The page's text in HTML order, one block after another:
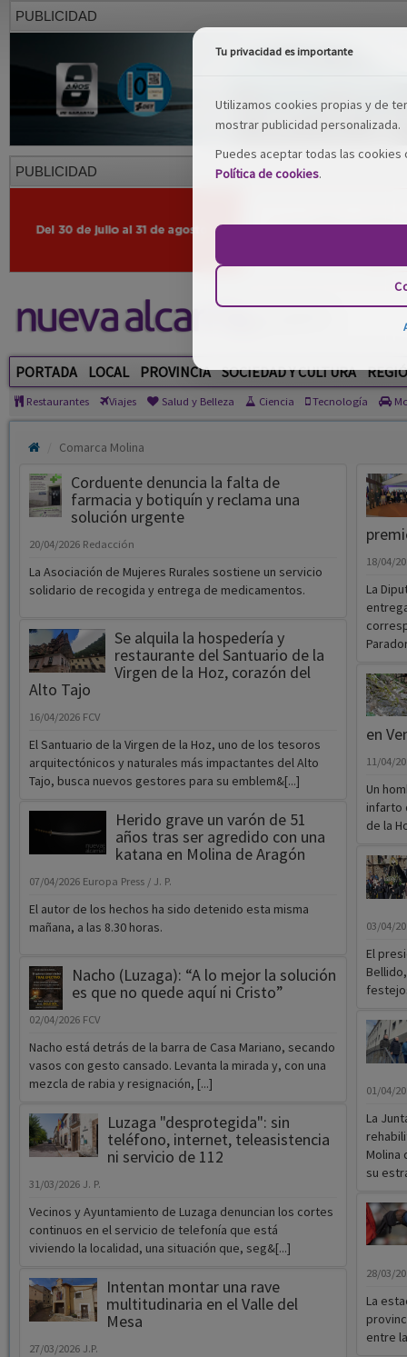
PUBLICIDAD
PUBLICIDAD
PORTADA LOCAL PROVINCIA SOCIEDAD Y CULTURA
Restaurantes Viajes Salud y Belleza Ciencia Tecnología
Comarca Molina
Corduente denuncia la falta de
farmacia y botiquín y reclama una
solución urgente
20/04/2026 Redacción
La Asociación de Mujeres Rurales sostiene un servicio
solidario de recogida y entrega de medicamentos.
Se alquila la hospedería y
restaurante del Santuario de la
Virgen de la Hoz, corazón del
Alto Tajo
16/04/2026 FCV
El Santuario de la Virgen de la Hoz, uno de los tesoros
arquitectónicos y naturales más impactantes del Alto
Tajo, busca nuevos gestores para su emblem&[...]
Herido grave un varón de 51
años tras ser agredido con una
katana en Molina de Aragón
07/04/2026 Europa Press / J. P.
El autor de los hechos ha sido detenido esta misma
mañana, a las 8.30 horas.
Nacho (Luzaga): “A lo mejor la solución
es que no quede aquí ni Cristo”
02/04/2026 FCV
Nacho está detrás de la barra de Casa Mariano, secando
vasos con gesto cansado. Levanta la mirada y, con una
mezcla de rabia y resignación, [...]
Luzaga "desprotegida": sin
teléfono, internet, teleasistencia
ni servicio de 112
31/03/2026 J. P.
Vecinos y Ayuntamiento de Luzaga denuncian los cortes
continuos en el servicio de telefonía que está
viviendo la localidad, una situación que, seg&[...]
Intentan montar una rave
multitudinaria en el Valle del
Mesa
27/03/2026 J.P.
18/04/
La
en
11/04/
Un
infarto
de la
03/04/
El
01/04/
La
Molina
su
28/03/
La
entre
Tu privacidad es importante
Utilizamos cookies propias y de
mostrar publicidad personalizada.
Puedes aceptar todas las
Política de cookies.